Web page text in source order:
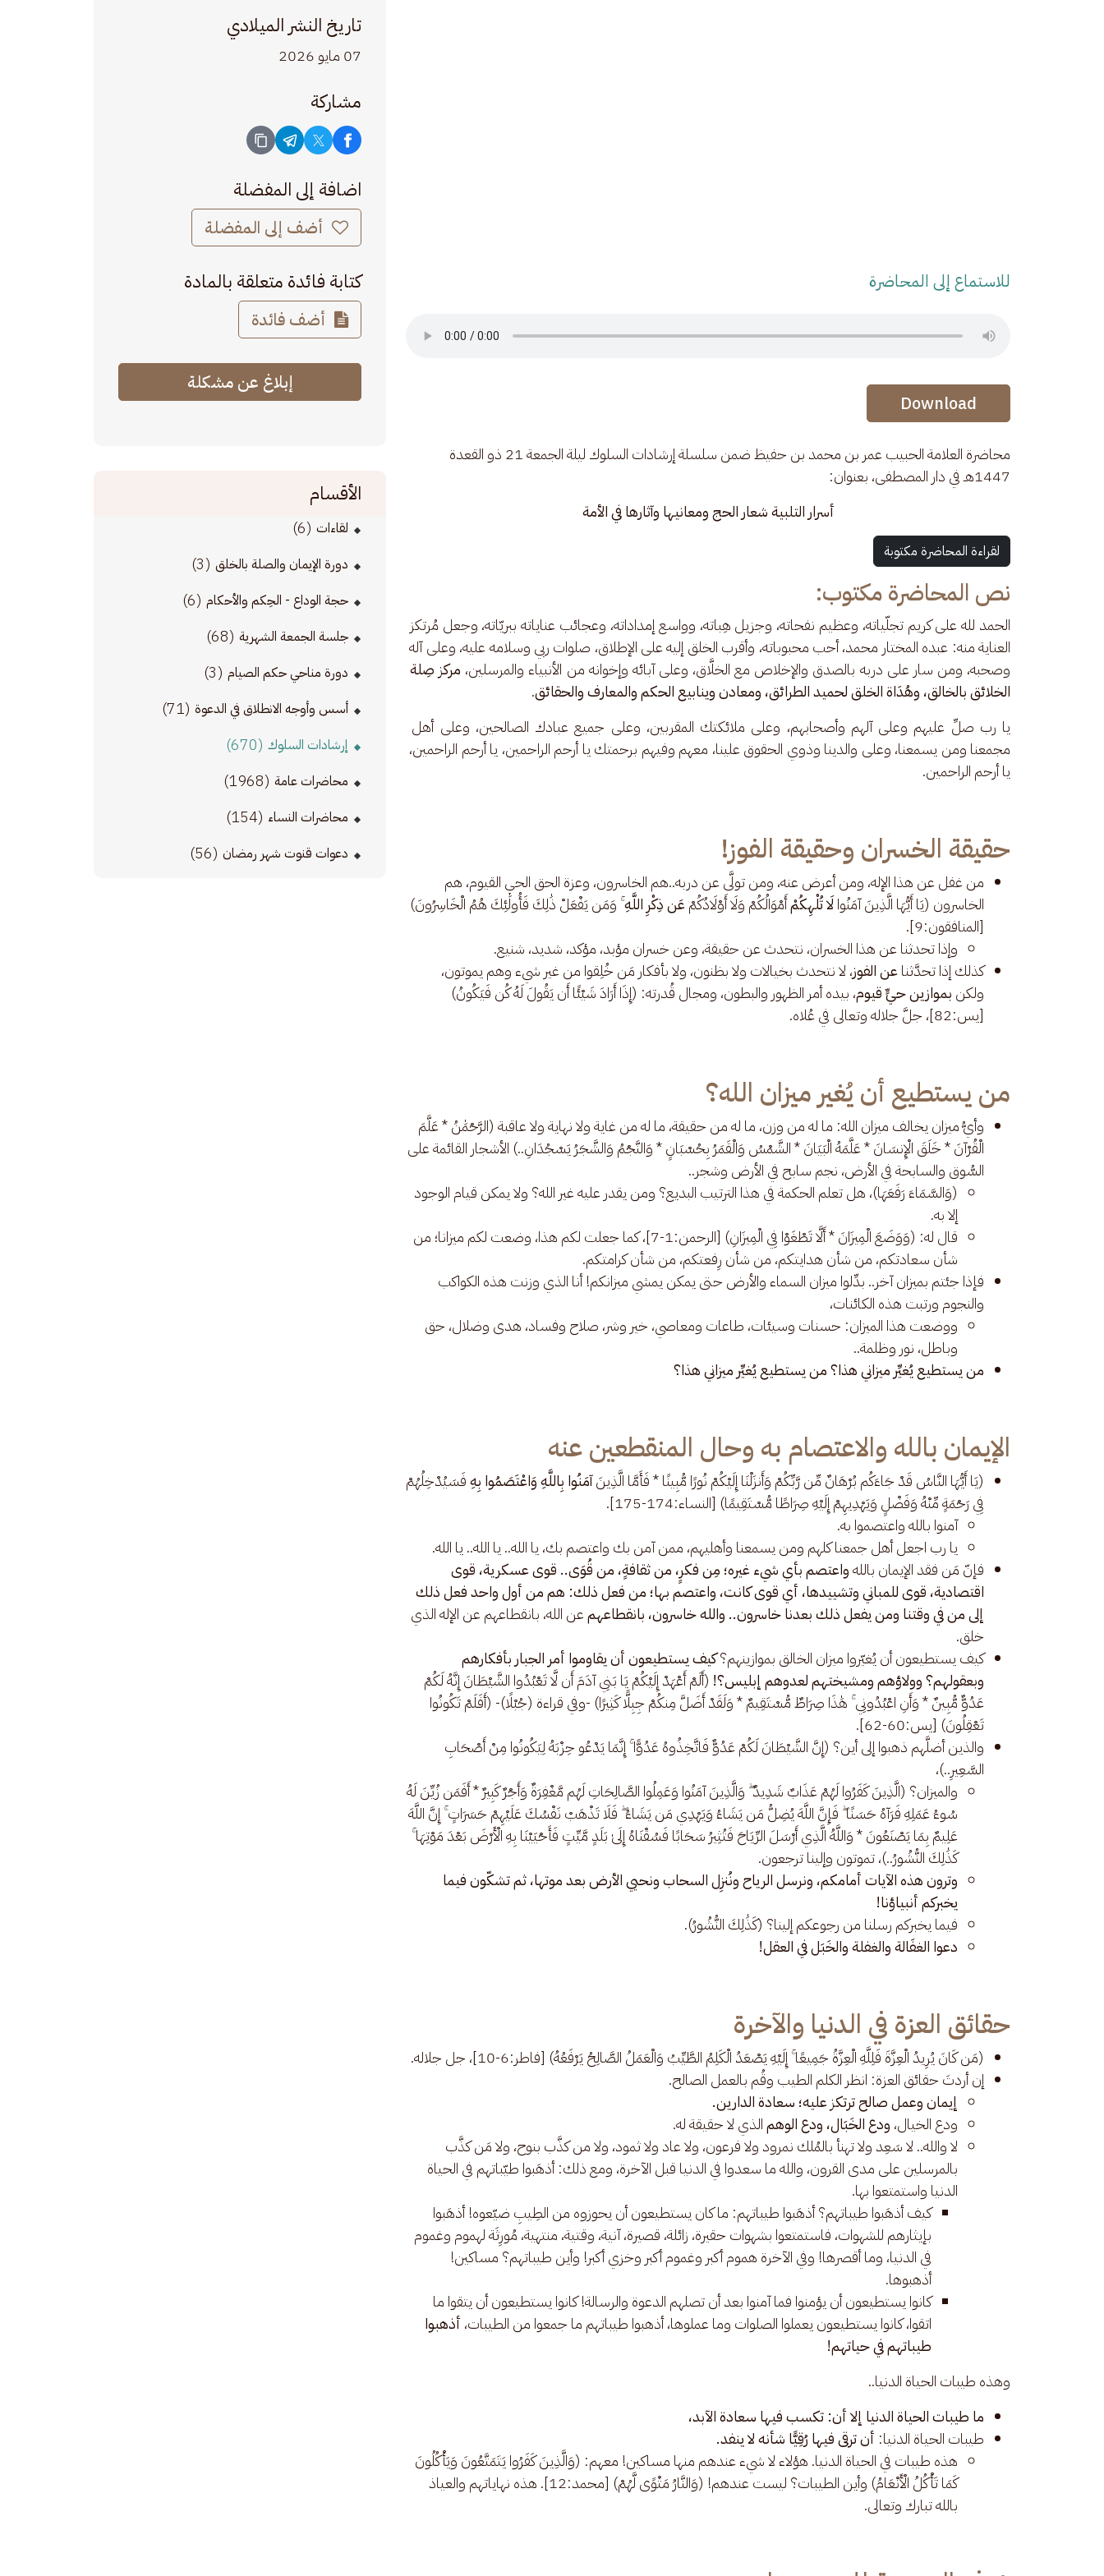
للاستماع إلى المحاضرة
Audio Stream
Audio Stream
Download
محاضرة العلامة الحبيب عمر بن محمد بن حفيظ ضمن سلسلة إرشادات السلوك ليلة الجمعة 21 ذو القعدة
1447هـ في دار المصطفى، بعنوان:
أسرار التلبية شعار الحج ومعانيها وآثارها في الأمة
لقراءة المحاضرة مكتوبة
نص المحاضرة مكتوب:
الحمد لله على كريم تجلّياته، وعظيم نفحاته، وجزيل هِباته، وواسع إمداداته، وعجائب عناياته ببريّاته، وجعل مُرتكز
العناية منه: عبده المختار محمد، أحب محبوباته، وأقرب الخلق إليه على الإطلاق، صلوات ربي وسلامه عليه، وعلى آله
وصحبه، ومن سار على دربه بالصدق والإخلاص مع الخلَّاق، وعلى آبائه وإخوانه من الأنبياء والمرسلين، مركز صِلة
الخلائق بالخالق، وهُدَاة الخلق لحميد الطرائق، ومعادن وينابيع الحكم والمعارف والحقائق.
يا رب صلِّ عليهم وعلى آلهم وأصحابهم، وعلى ملائكتك المقربين، وعلى جميع عبادك الصالحين، وعلى أهل
مجمعنا ومن يسمعنا، وعلى والدينا وذوي الحقوق علينا، معهم وفيهم برحمتك يا أرحم الراحمين، يا أرحم الراحمين،
يا أرحم الراحمين.
حقيقة الخسران وحقيقة الفوز!
من غفل عن هذا الإله، ومن أعرض عنه، ومن تولَّى عن دربه..هم الخاسرون، وعزة الحق الحي القيوم، هم
الخاسرون (يَا أَيُّهَا الَّذِينَ آمَنُوالَا تُلْهِكُمْأَمْوَالُكُمْ وَلَا أَوْلَادُكُمْعَن ذِكْرِ اللَّهِۚ وَمَن يَفْعَلْ ذَٰلِكَ فَأُولَٰئِكَ هُمُ الْخَاسِرُونَ)
[المنافقون:9].
وإذا تحدثنا عن هذا الخسران، نتحدث عن حقيقة، وعن خسران مؤبد، مؤكد، شديد، شنيع.
كذلك إذا تحدَّثناعن الفوز، لا نتحدث بخيالات ولا بظنون، ولا بأفكار مَن خُلِقوا من غير شيء وهم يموتون،
ولكن بموازين حيٍّ قيوم، بيده أمر الظهور والبطون، ومجال قُدرته: (إِذَا أَرَادَ شَيْئًا أَن يَقُولَ لَهُ كُن فَيَكُونُ)
[يس:82]، جلَّ جلاله وتعالى في عُلاه.
من يستطيع أن يُغير ميزان الله؟
وأيُّ ميزان يخالف ميزان الله: ما له من وزن، ما له من حقيقة، ما له من غاية ولا نهاية ولا عاقبة (الرَّحْمَٰنُ * عَلَّمَ
الْقُرْآنَ * خَلَقَ الْإِنسَانَ * عَلَّمَهُ الْبَيَانَ * الشَّمْسُ وَالْقَمَرُ بِحُسْبَانٍ * وَالنَّجْمُ وَالشَّجَرُ يَسْجُدَانِ..) الأشجار القائمة على
السُّوق والسابحة في الأرض، نجم سابح في الأرض وشجر..
(وَالسَّمَاءَ رَفَعَهَا)، هل تعلم الحكمة في هذا الترتيب البديع؟ ومن يقدر عليه غير الله؟ ولا يمكن قيام الوجود
إلا به.
قال له: (وَوَضَعَ الْمِيزَانَ * أَلَّا تَطْغَوْا فِي الْمِيزَانِ) [الرحمن:1-7]، كما جعلت لكم هذا، وضعت لكم ميزانا؛ من
شأن سعادتكم، من شأن هدايتكم، من شأن رِفعتكم، من شأن كرامتكم.
فإذا جئتم بميزان آخر.. بدِّلوا ميزان السماء والأرض حتى يمكن يمشي ميزانكم! أنا الذي وزنت هذه الكواكب
والنجوم ورتبت هذه الكائنات،
ووضعت هذا الميزان: حسنات وسيئات، طاعات ومعاصي، خير وشر، صلاح وفساد، هدى وضلال، حق
وباطل، نور وظلمة..
من يستطيع يُغيِّر ميزاني هذا؟ من يستطيع يُغيِّر ميزاني هذا؟
الإيمان بالله والاعتصام به وحال المنقطعين عنه
(يَا أَيُّهَا النَّاسُ قَدْ جَاءَكُم بُرْهَانٌ مِّن رَّبِّكُمْ وَأَنزَلْنَا إِلَيْكُمْ نُورًا مُّبِينًا * فَأَمَّا الَّذِينَآمَنُوا بِاللَّهِ وَاعْتَصَمُوا بِهِفَسَيُدْخِلُهُمْ
فِي رَحْمَةٍ مِّنْهُ وَفَضْلٍ وَيَهْدِيهِمْ إِلَيْهِ صِرَاطًا مُّسْتَقِيمًا) [النساء:174-175].
آمنوا بالله واعتصموا به.
يا رب اجعل أهل جمعنا كلهم ومن يسمعنا وأهليهم، ممن آمن بك واعتصم بك، يا الله.. يا الله.. يا الله.
فإنّ مَن فقد الإيمان باللهواعتصم بأي شيء غيره؛ مِن فكرٍ، من ثقافةٍ، من قُوَى.. قوى عسكرية، قوى
اقتصادية، قوى للمباني وتشييدها، أي قوى كانت، واعتصم بها؛ من فعل ذلك: هم من أول واحد فعل ذلك
إلى من في وقتنا ومن يفعل ذلك بعدنا خاسرون.. والله خاسرون، بانقطاعهمعن الله، بانقطاعهم عن الإله الذي
خلق.
كيف يستطيعون أن يُغيّروا ميزان الخالق بموازينهم؟كيف يستطيعون أن يقاوموا أمر الجبار بأفكارهم
وبعقولهم؟ وولاؤهم ومشيختهم لعدوهم إبليس؟! (أَلَمْ أَعْهَدْ إِلَيْكُمْ يَا بَنِي آدَمَ أَن لَّا تَعْبُدُوا الشَّيْطَانَ إِنَّهُ لَكُمْ
عَدُوٌّ مُّبِينٌ * وَأَنِ اعْبُدُونِي ۚ هَٰذَا صِرَاطٌ مُّسْتَقِيمٌ * وَلَقَدْ أَضَلَّ مِنكُمْ جِبِلًّا كَثِيرًا) -وفي قراءة (جُبْلًا)- (أَفَلَمْ تَكُونُوا
تَعْقِلُونَ) [يس:60-62].
والذين أضلَّهم ذهبوا إلى أين؟ (إِنَّ الشَّيْطَانَ لَكُمْ عَدُوٌّ فَاتَّخِذُوهُ عَدُوًّا ۚ إِنَّمَا يَدْعُو حِزْبَهُ لِيَكُونُوا مِنْ أَصْحَابِ
السَّعِيرِ..)،
والميزان؟ (الَّذِينَ كَفَرُوا لَهُمْ عَذَابٌ شَدِيدٌ ۖ وَالَّذِينَ آمَنُوا وَعَمِلُوا الصَّالِحَاتِ لَهُم مَّغْفِرَةٌ وَأَجْرٌ كَبِيرٌ * أَفَمَن زُيِّنَ لَهُ
سُوءُ عَمَلِهِ فَرَآهُ حَسَنًا ۖ فَإِنَّ اللَّهَ يُضِلُّ مَن يَشَاءُ وَيَهْدِي مَن يَشَاءُ ۖ فَلَا تَذْهَبْ نَفْسُكَ عَلَيْهِمْ حَسَرَاتٍ ۚ إِنَّ اللَّهَ
عَلِيمٌ بِمَا يَصْنَعُونَ * وَاللَّهُ الَّذِي أَرْسَلَ الرِّيَاحَ فَتُثِيرُ سَحَابًا فَسُقْنَاهُ إِلَىٰ بَلَدٍ مَّيِّتٍ فَأَحْيَيْنَا بِهِ الْأَرْضَ بَعْدَ مَوْتِهَا ۚ
كَذَٰلِكَ النُّشُورُ..)، تموتون وإلينا ترجعون.
وترون هذه الآيات أمامكم، ونرسل الرياح ونُنزِل السحاب ونحيي الأرض بعد موتها، ثم تشكّون فيما
يخبركم أنبياؤنا!
فيما يخبركم رسلنا من رجوعكم إلينا؟ (كَذَٰلِكَ النُّشُورُ).
دعوا الغفَالة والغفلة والخَبَل في العقل!
حقائق العزة في الدنيا والآخرة
(مَن كَانَ يُرِيدُ الْعِزَّةَ فَلِلَّهِ الْعِزَّةُ جَمِيعًا ۚ إِلَيْهِ يَصْعَدُ الْكَلِمُ الطَّيِّبُ وَالْعَمَلُ الصَّالِحُ يَرْفَعُهُ) [فاطر:6-10]، جل جلاله.
إن أردتَ حقائق العزة: انظر الكلم الطيب وقُم بالعمل الصالح.
إيمان وعمل صالح ترتكز عليه؛ سعادة الدارين.
ودع الخيال، ودع الخَبَال، ودع الوهمالذي لا حقيقة له.
لا والله.. لا سَعِد ولا تهنأ بالمُلك نمرود ولا فرعون، ولا عاد ولا ثمود، ولا من كذَّب بنوح، ولا مَن كذَّب
بالمرسلين على مدى القرون، والله ما سعدوا في الدنيا قبل الآخرة، ومع ذلك: أذهَبوا طيّباتهم في الحياة
الدنيا واستمتعوا بها.
كيف أذهَبوا طيباتهم؟ أذهَبوا طيباتهم: ما كان يستطيعون أن يحوزوه من الطِيبِ ضيّعوه! أذهَبوا
بإيثارهم للشهوات، فاستمتعوا بشهوات حقيرة، زائلة، قصيرة، آنية، وقتية، منتهية، مُورِثَة لهموم وغموم
في الدنيا، وما أقصرها! وفي الآخرة هموم أكبر وغموم أكبر وخزي أكبر! وأين طيباتهم؟ مساكين!
أذهبوها.
كانوا يستطيعون أن يؤمنوا فما آمنوا بعد أن تصلهم الدعوة والرسالة! كانوا يستطيعون أن يتقوا ما
اتقوا، كانوا يستطيعون يعملوا الصلوات وما عملوها، أذهبوا طيباتهم ما جمعوا من الطيبات، أذهبوا
طيباتهم في حياتهم!
وهذه طيبات الحياة الدنيا..
ما طيبات الحياة الدنيا إلا أن: تكسب فيها سعادة الآبد،
طيبات الحياة الدنيا: أن ترقى فيها رُقِيًّا شأنه لا ينفد.
هذه طيبات في الحياة الدنيا. هؤلاء لا شيء عندهم منها مساكين! معهم: (وَالَّذِينَ كَفَرُوا يَتَمَتَّعُونَ وَيَأْكُلُونَ
كَمَا تَأْكُلُ الْأَنْعَامُ) وأين الطيبات؟ ليست عندهم! (وَالنَّارُ مَثْوًى لَّهُمْ) [محمد:12]. هذه نهاياتهم والعياذ
بالله تبارك وتعالى.
تاريخ النشر الميلادي
07 مايو 2026
مشاركة
اضافة إلى المفضلة
أضف إلى المفضلة
كتابة فائدة متعلقة بالمادة
أضف فائدة
إبلاغ عن مشكلة
الأقسام
لقاءات (6)
دورة الإيمان والصلة بالخلق (3)
حجة الوداع - الحِكم والأحكام (6)
جلسة الجمعة الشهرية (68)
دورة مناحي حكم الصيام (3)
أسس وأوجه الانطلاق في الدعوة (71)
إرشادات السلوك (670)
محاضرات عامة (1968)
محاضرات النساء (154)
دعوات قنوت شهر رمضان (56)